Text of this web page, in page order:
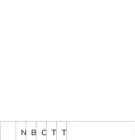
N B C T T